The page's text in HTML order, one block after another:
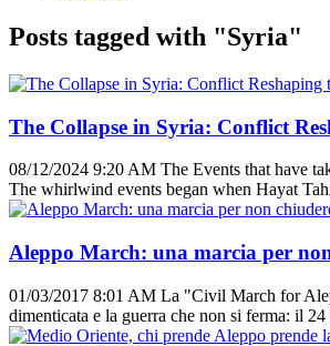
Posts tagged with "Syria"
The Collapse in Syria: Conflict
08/12/2024 9:20 AM The Events that have
The whirlwind events began when Hayat
Aleppo March: una marcia per
01/03/2017 8:01 AM La "Civil March for
dimenticata e la guerra che non si ferma: il